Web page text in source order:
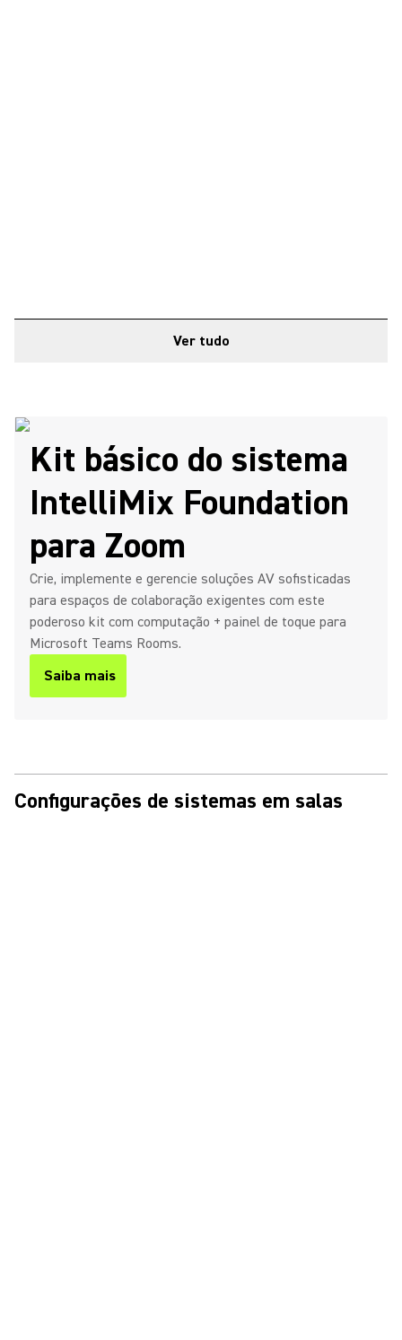
Ver tudo
Kit básico do sistema
IntelliMix Foundation
para Zoom
Crie, implemente e gerencie soluções AV sofisticadas
para espaços de colaboração exigentes com este
poderoso kit com computação + painel de toque para
Microsoft Teams Rooms.
Saiba mais
Configurações de sistemas em salas